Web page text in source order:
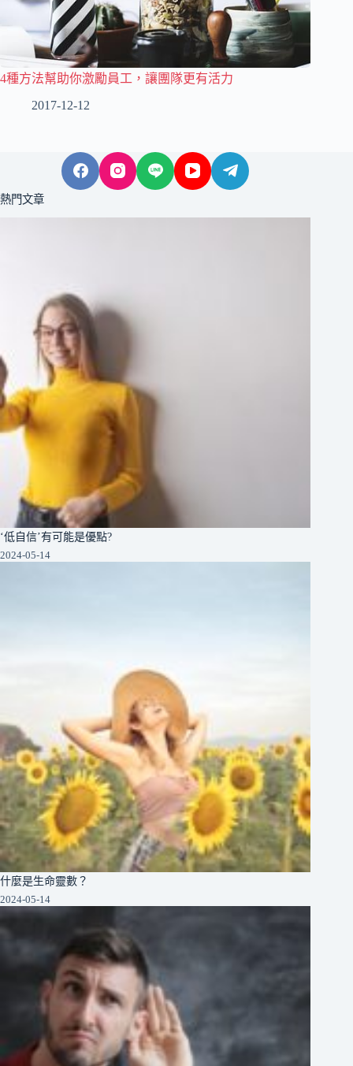
4種方法幫助你激勵員工，讓團隊更有活力
2017-12-12
熱門文章
‘低自信’有可能是優點?
2024-05-14
什麼是生命靈數？
2024-05-14